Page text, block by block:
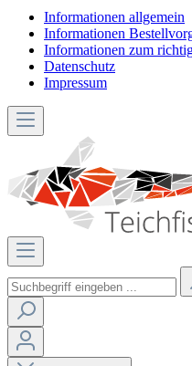
Informationen allgemein
Informationen
Informationen zum
Datenschutz
Impressum